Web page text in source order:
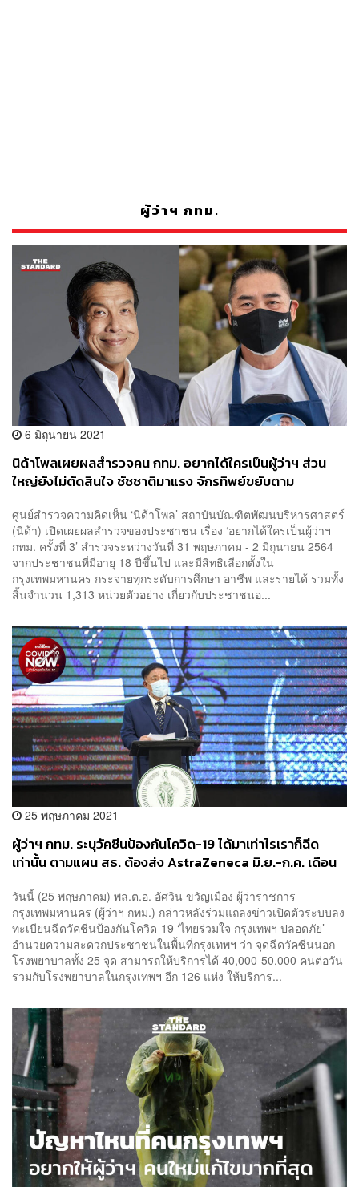
ผู้ว่าฯ กทม.
6 มิถุนายน 2021
นิด้าโพลเผยผลสำรวจคน กทม. อยากได้ใครเป็นผู้ว่าฯ ส่วน
ใหญ่ยังไม่ตัดสินใจ ชัชชาติมาแรง จักรทิพย์ขยับตาม
ศูนย์สำรวจความคิดเห็น ‘นิด้าโพล’ สถาบันบัณฑิตพัฒนบริหารศาสตร์
(นิด้า) เปิดเผยผลสำรวจของประชาชน เรื่อง ‘อยากได้ใครเป็นผู้ว่าฯ
กทม. ครั้งที่ 3’ สำรวจระหว่างวันที่ 31 พฤษภาคม - 2 มิถุนายน 2564
จากประชาชนที่มีอายุ 18 ปีขึ้นไป และมีสิทธิเลือกตั้งใน
กรุงเทพมหานคร กระจายทุกระดับการศึกษา อาชีพ และรายได้ รวมทั้ง
สิ้นจำนวน 1,313 หน่วยตัวอย่าง เกี่ยวกับประชาชนอ...
25 พฤษภาคม 2021
ผู้ว่าฯ กทม. ระบุวัคซีนป้องกันโควิด-19 ได้มาเท่าไรเราก็ฉีด
เท่านั้น ตามแผน สธ. ต้องส่ง AstraZeneca มิ.ย.-ก.ค. เดือน
วันนี้ (25 พฤษภาคม) พล.ต.อ. อัศวิน ขวัญเมือง ผู้ว่าราชการ
กรุงเทพมหานคร (ผู้ว่าฯ กทม.) กล่าวหลังร่วมแถลงข่าวเปิดตัวระบบลง
ทะเบียนฉีดวัคชีนป้องกันโควิด-19 ‘ไทยร่วมใจ กรุงเทพฯ ปลอดภัย’
อำนวยความสะดวกประชาชนในพื้นที่กรุงเทพฯ ว่า จุดฉีดวัคซีนนอก
โรงพยาบาลทั้ง 25 จุด สามารถให้บริการได้ 40,000-50,000 คนต่อวัน
รวมกับโรงพยาบาลในกรุงเทพฯ อีก 126 แห่ง ให้บริการ...